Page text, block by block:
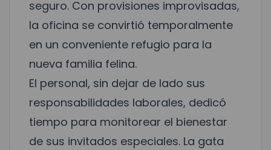
seguro. Con provisiones improvisadas,
la oficina se convirtió temporalmente
en un conveniente refugio para la
nueva familia felina.
El personal, sin dejar de lado sus
responsabilidades laborales, dedicó
tiempo para monitorear el bienestar
de sus invitados especiales. La gata